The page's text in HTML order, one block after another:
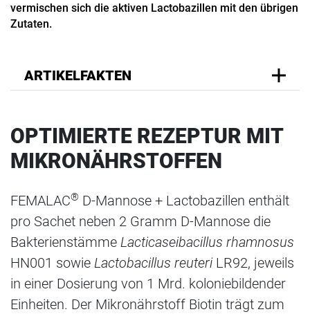
vermischen sich die aktiven Lactobazillen mit den übrigen
Zutaten.
ARTIKELFAKTEN
OPTIMIERTE REZEPTUR MIT
MIKRONÄHRSTOFFEN
FEMALAC® D-Mannose + Lactobazillen enthält
pro Sachet neben 2 Gramm D-Mannose die
Bakterienstämme Lacticaseibacillus rhamnosus
HN001 sowie Lactobacillus reuteriLR92, jeweils
in einer Dosierung von 1 Mrd. koloniebildender
Einheiten. Der Mikronährstoff Biotin trägt zum